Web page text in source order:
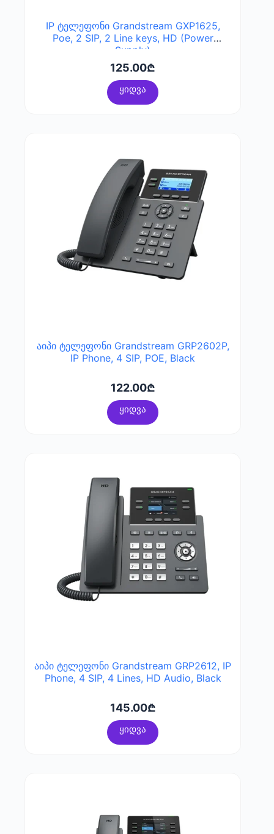
IP ტელეფონი Grandstream GXP1625,
Poe, 2 SIP, 2 Line keys, HD (Power
Supply)
125.00₾
ყიდვა
აიპი ტელეფონი Grandstream GRP2602P,
IP Phone, 4 SIP, POE, Black
122.00₾
ყიდვა
აიპი ტელეფონი Grandstream GRP2612, IP
Phone, 4 SIP, 4 Lines, HD Audio, Black
145.00₾
ყიდვა